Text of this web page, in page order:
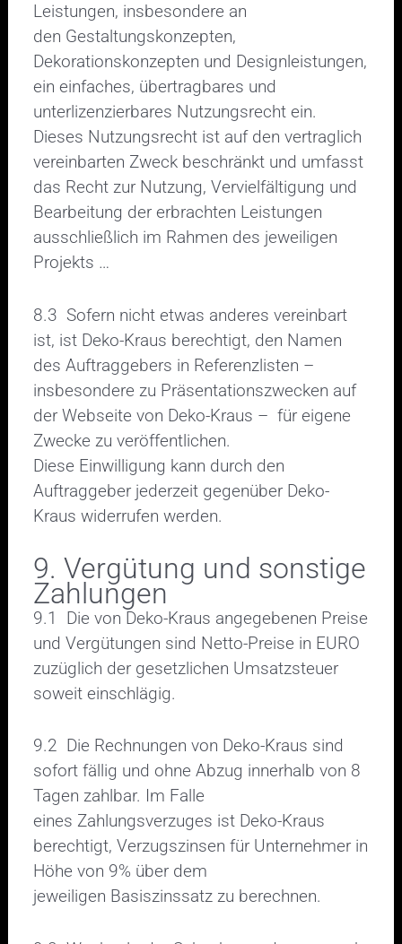
Leistungen, insbesondere an
den Gestaltungskonzepten,
Dekorationskonzepten und Designleistungen,
ein einfaches, übertragbares und
unterlizenzierbares Nutzungsrecht ein.
Dieses Nutzungsrecht ist auf den vertraglich
vereinbarten Zweck beschränkt und umfasst
das Recht zur Nutzung, Vervielfältigung und
Bearbeitung der erbrachten Leistungen
ausschließlich im Rahmen des jeweiligen
Projekts …
8.3 Sofern nicht etwas anderes vereinbart
ist, ist Deko-Kraus berechtigt, den Namen
des Auftraggebers in Referenzlisten –
insbesondere zu Präsentationszwecken auf
der Webseite von Deko-Kraus – für eigene
Zwecke zu veröffentlichen.
Diese Einwilligung kann durch den
Auftraggeber jederzeit gegenüber Deko-
Kraus widerrufen werden.
9. Vergütung und sonstige
Zahlungen
9.1 Die von Deko-Kraus angegebenen Preise
und Vergütungen sind Netto-Preise in EURO
zuzüglich der gesetzlichen Umsatzsteuer
soweit einschlägig.
9.2 Die Rechnungen von Deko-Kraus sind
sofort fällig und ohne Abzug innerhalb von 8
Tagen zahlbar. Im Falle
eines Zahlungsverzuges ist Deko-Kraus
berechtigt, Verzugszinsen für Unternehmer in
Höhe von 9% über dem
jeweiligen Basiszinssatz zu berechnen.